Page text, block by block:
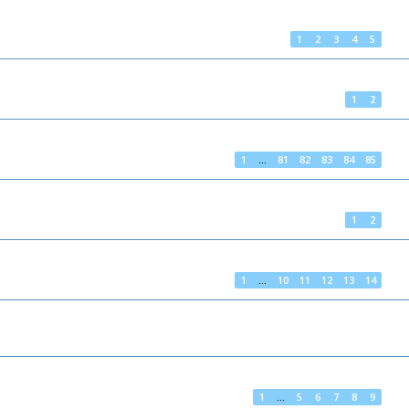
1 2 3 4 5
1 2
1 81 82 83 84 85
1 2
1 10 11 12 13 14
1 5 6 7 8 9